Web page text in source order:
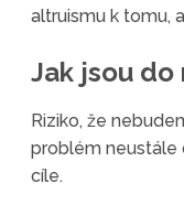
altruismu k tomu,
Jak jsou
Riziko, že
problém neustále
cíle.